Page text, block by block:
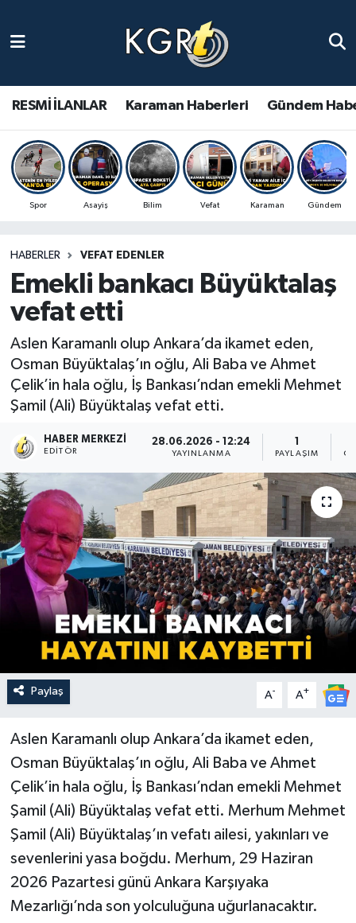
RESMİ İLANLAR Karaman Haberleri Gündem
Spor Asayiş Bilim Vefat Karaman Gündem
HABERLER VEFAT EDENLER
Emekli bankacı Büyüktalaş
vefat etti
Aslen Karamanlı olup Ankara’da ikamet eden,
Osman Büyüktalaş’ın oğlu, Ali Baba ve Ahmet
Çelik’in hala oğlu, İş Bankası’ndan emekli Mehmet
Şamil (Ali) Büyüktalaş vefat etti.
HABER MERKEZI
EDITÖR
28.06.2026 - 12:24
YAYINLANMA
1
PAYLAŞIM
Paylaş A- A+
Aslen Karamanlı olup Ankara’da ikamet eden,
Osman Büyüktalaş’ın oğlu, Ali Baba ve Ahmet
Çelik’in hala oğlu, İş Bankası’ndan emekli Mehmet
Şamil (Ali) Büyüktalaş vefat etti. Merhum Mehmet
Şamil (Ali) Büyüktalaş’ın vefatı ailesi, yakınları ve
sevenlerini yasa boğdu. Merhum, 29 Haziran
2026 Pazartesi günü Ankara Karşıyaka
Mezarlığı’nda son yolculuğuna uğurlanacaktır.
Gündem Haberleri
Güncel Haberler
Spor Haberleri
Ulusal Haberler
Vefat Edenler